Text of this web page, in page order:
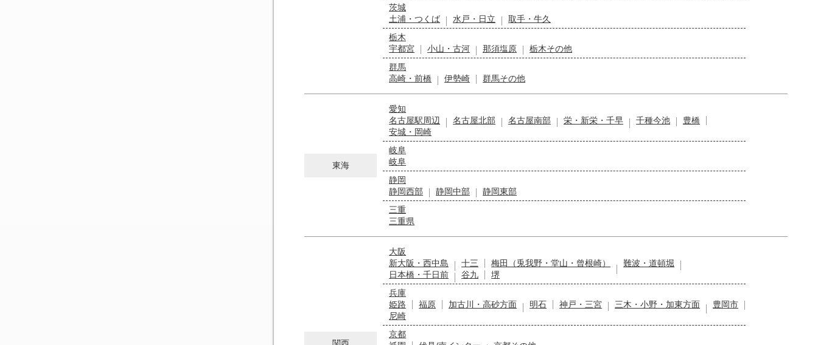
茨城
土浦・つくば
水戸・日立
取手・牛久
栃木
宇都宮
小山・古河 那須塩原
栃木その他
群馬
高崎・前橋
伊勢崎 群馬その他
東海
愛知
名古屋駅周辺
名古屋北部 名古屋南部 栄・新栄・千早 千種今池
豊橋
安城・岡崎
岐阜
岐阜
静岡
静岡西部
静岡中部
静岡東部
三重
三重県
大阪
新大阪・西中島
十三 梅田（兎我野・堂山・曾根崎）
難波・道頓堀
日本橋・千日前
谷九
堺
兵庫
姫路
福原 加古川・高砂方面 明石 神戸・三宮 三木・小野・加東方面
豊岡市
尼崎
京都